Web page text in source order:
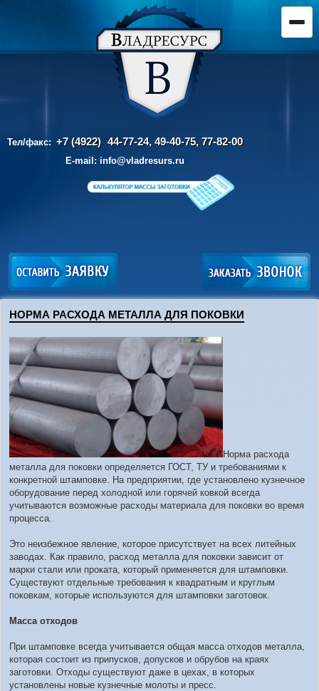
Тел/факс: +7 (4922) 44-77-24, 49-40-75, 77-82-00
E-mail: info@vladresurs.ru
НОРМА РАСХОДА МЕТАЛЛА ДЛЯ ПОКОВКИ
Норма расхода
металла для поковки определяется ГОСТ, ТУ и требованиями к
конкретной штамповке. На предприятии, где установлено кузнечное
оборудование перед холодной или горячей ковкой всегда
учитываются возможные расходы материала для поковки во время
процесса.
Это неизбежное явление, которое присутствует на всех литейных
заводах. Как правило, расход металла для поковки зависит от
марки стали или проката, который применяется для штамповки.
Существуют отдельные требования к квадратным и круглым
поковкам, которые используются для штамповки заготовок.
Масса отходов
При штамповке всегда учитывается общая масса отходов металла,
которая состоит из припусков, допусков и обрубов на краях
заготовки. Отходы существуют даже в цехах, в которых
установлены новые кузнечные молоты и пресс.